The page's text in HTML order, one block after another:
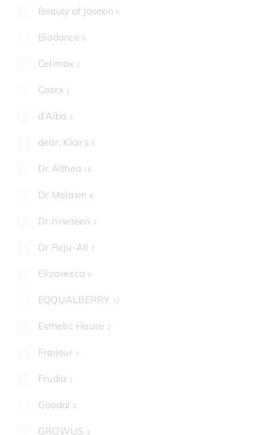
Beauty of Joseon 5
Biodance 5
Celimax 2
Cosrx 1
d'Alba 3
dear, Klairs 3
Dr.Althea 16
Dr.Melaxin 6
Dr.nineteen 2
Dr.Reju-All 1
Elizavecca 5
EQQUALBERRY 12
Esthetic House 2
Fraijour 3
Frudia 1
Goodal 2
GROWUS 1